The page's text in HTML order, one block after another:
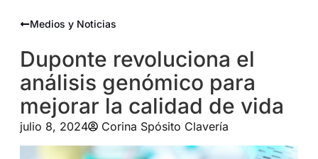
Medios y Noticias
Duponte revoluciona el
análisis genómico para
mejorar la calidad de vida
julio 8, 2024 Corina Spósito Clavería